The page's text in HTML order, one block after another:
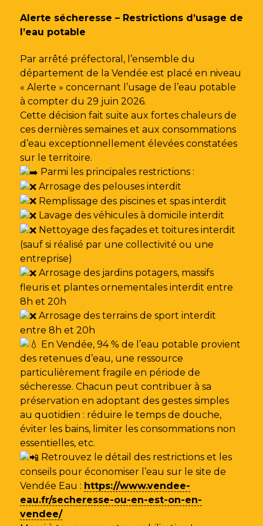
Alerte sécheresse – Restrictions d’usage de
l’eau potable
Par arrêté préfectoral, l’ensemble du
département de la Vendée est placé en niveau
« Alerte » concernant l’usage de l’eau potable
à compter du 29 juin 2026.
Cette décision fait suite aux fortes chaleurs de
ces dernières semaines et aux consommations
d’eau exceptionnellement élevées constatées
sur le territoire.
Parmi les principales restrictions :
Arrosage des pelouses interdit
Remplissage des piscines et spas interdit
Lavage des véhicules à domicile interdit
Nettoyage des façades et toitures interdit
(sauf si réalisé par une collectivité ou une
entreprise)
Arrosage des jardins potagers, massifs
fleuris et plantes ornementales interdit entre
8h et 20h
Arrosage des terrains de sport interdit
entre 8h et 20h
En Vendée, 94 % de l’eau potable provient
des retenues d’eau, une ressource
particulièrement fragile en période de
sécheresse. Chacun peut contribuer à sa
préservation en adoptant des gestes simples
au quotidien : réduire le temps de douche,
éviter les bains, limiter les consommations non
essentielles, etc.
Retrouvez le détail des restrictions et les
conseils pour économiser l’eau sur le site de
Vendée Eau : https://www.vendee-
eau.fr/secheresse-ou-en-est-on-en-
vendee/